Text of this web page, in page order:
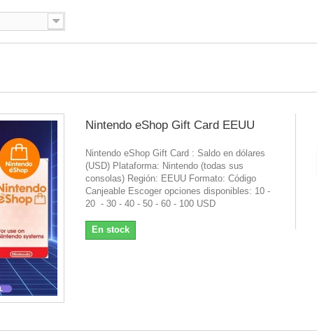
Nintendo eShop Gift Card EEUU
Nintendo eShop Gift Card : Saldo en dólares
(USD) Plataforma: Nintendo (todas sus
consolas) Región: EEUU Formato: Código
Canjeable Escoger opciones disponibles: 10 -
20 - 30 - 40 - 50 - 60 - 100 USD
En stock